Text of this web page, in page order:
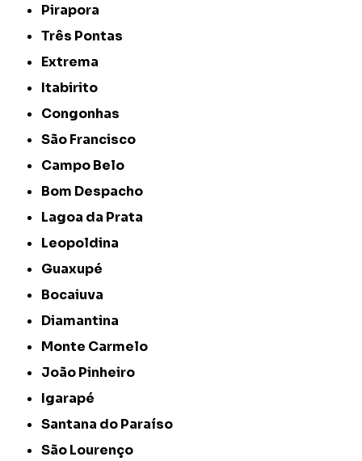
Pirapora
Três Pontas
Extrema
Itabirito
Congonhas
São Francisco
Campo Belo
Bom Despacho
Lagoa da Prata
Leopoldina
Guaxupé
Bocaiuva
Diamantina
Monte Carmelo
João Pinheiro
Igarapé
Santana do Paraíso
São Lourenço